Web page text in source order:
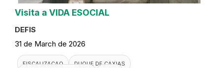
Visita a VIDA ESOCIAL
DEFIS
31 de March de 2026
FISCALIZACAO
DUQUE DE CAXIAS